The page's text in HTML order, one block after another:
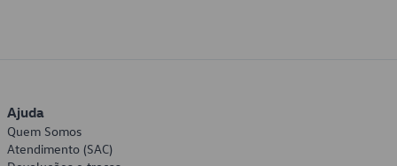
Ajuda
Quem Somos
Atendimento (SAC)